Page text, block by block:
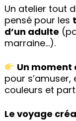
Un atelier tout
pensé pour les
d’un adulte
marraine…).
Un moment
pour
couleurs et
Le voyage